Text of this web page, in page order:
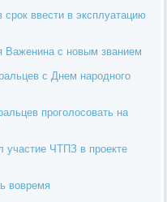
срок ввести в эксплуатацию
Важенина с новым званием
с Днем народного
проголосовать на
участие ЧТПЗ в проекте
вовремя